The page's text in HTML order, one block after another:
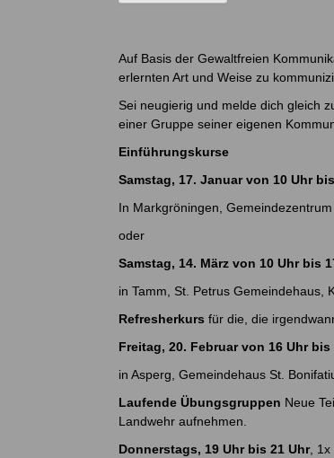
Auf Basis der Gewaltfreien
erlernten Art und Weise zu
Sei neugierig und melde dich gleich
einer Gruppe seiner eigenen
Einführungskurse
Samstag, 17. Januar von 10 Uhr
In Markgröningen,
oder
Samstag, 14. März von 10 Uhr bis
in Tamm, St. Petrus Gemeindehaus,
Refresherkurs für die, die
Freitag, 20. Februar von 16 Uhr bis
in Asperg, Gemeindehaus St.
Laufende Übungsgruppen Neue
Landwehr aufnehmen.
Donnerstags, 19 Uhr bis 21 Uhr, 1x